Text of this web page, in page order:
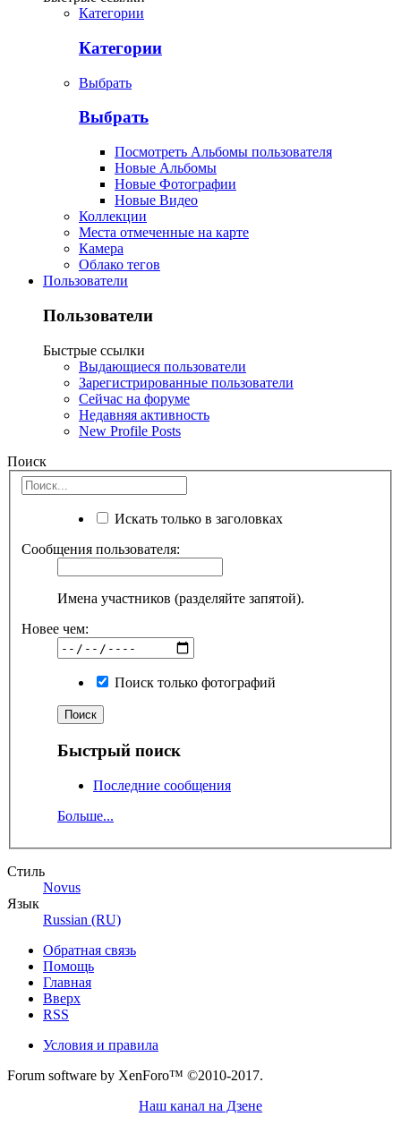
Категории
Категории
Выбрать
Выбрать
Посмотреть Альбомы пользователя
Новые Альбомы
Новые Фотографии
Новые Видео
Коллекции
Места отмеченные на карте
Камера
Облако тегов
Пользователи
Пользователи
Быстрые ссылки
Выдающиеся пользователи
Зарегистрированные пользователи
Сейчас на форуме
Недавняя активность
New Profile Posts
Поиск
Искать только в заголовках
Сообщения пользователя:
Имена участников (разделяйте запятой).
Новее чем:
Поиск только фотографий
Быстрый поиск
Последние сообщения
Больше...
Стиль
Novus
Язык
Russian (RU)
Обратная связь
Помощь
Главная
Вверх
RSS
Условия и правила
Forum software by XenForo™ ©2010-2017.
Наш канал на Дзене